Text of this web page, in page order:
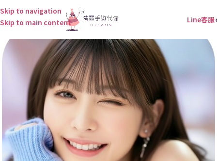
Skip to navigation
Skip to main content
Line客服